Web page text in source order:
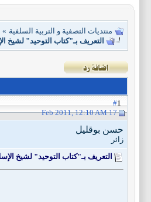
منتديات التصفية و التربية السلفية »
التعريف بـ"كتاب التوحيد" لشيخ
1
17 Feb 2011, 12:10 AM
حسن بوقليل
زائر
التعريف بـ"كتاب التوحيد" لشيخ